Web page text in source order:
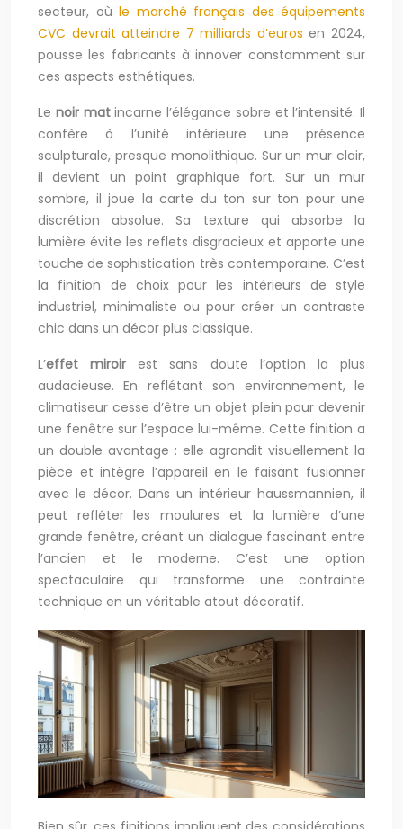
secteur, où le marché français des équipements
CVC devrait atteindre 7 milliards d’euros en 2024,
pousse les fabricants à innover constamment sur
ces aspects esthétiques.
Le noir matincarne l’élégance sobre et l’intensité. Il
confère à l’unité intérieure une présence
sculpturale, presque monolithique. Sur un mur clair,
il devient un point graphique fort. Sur un mur
sombre, il joue la carte du ton sur ton pour une
discrétion absolue. Sa texture qui absorbe la
lumière évite les reflets disgracieux et apporte une
touche de sophistication très contemporaine. C’est
la finition de choix pour les intérieurs de style
industriel, minimaliste ou pour créer un contraste
chic dans un décor plus classique.
L’effet miroir est sans doute l’option la plus
audacieuse. En reflétant son environnement, le
climatiseur cesse d’être un objet plein pour devenir
une fenêtre sur l’espace lui-même. Cette finition a
un double avantage : elle agrandit visuellement la
pièce et intègre l’appareil en le faisant fusionner
avec le décor. Dans un intérieur haussmannien, il
peut refléter les moulures et la lumière d’une
grande fenêtre, créant un dialogue fascinant entre
l’ancien et le moderne. C’est une option
spectaculaire qui transforme une contrainte
technique en un véritable atout décoratif.